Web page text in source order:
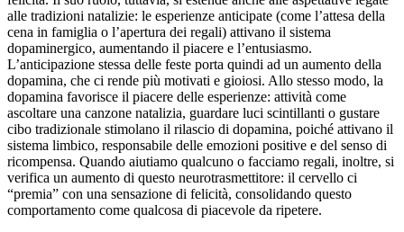
alle tradizioni natalizie: le esperienze anticipate (come l’attesa della
cena in famiglia o l’apertura dei regali) attivano il sistema
dopaminergico, aumentando il piacere e l’entusiasmo.
L’anticipazione stessa delle feste porta quindi ad un aumento della
dopamina, che ci rende più motivati e gioiosi. Allo stesso modo, la
dopamina favorisce il piacere delle esperienze: attività come
ascoltare una canzone natalizia, guardare luci scintillanti o gustare
cibo tradizionale stimolano il rilascio di dopamina, poiché attivano il
sistema limbico, responsabile delle emozioni positive e del senso di
ricompensa. Quando aiutiamo qualcuno o facciamo regali, inoltre, si
verifica un aumento di questo neurotrasmettitore: il cervello ci
“premia” con una sensazione di felicità, consolidando questo
comportamento come qualcosa di piacevole da ripetere.